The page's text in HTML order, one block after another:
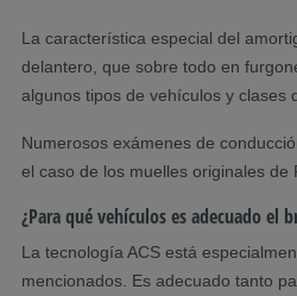
La característica especial del
delantero, que sobre todo en
algunos tipos de vehículos y clases
Numerosos exámenes de
el caso de los muelles originales
¿Para qué vehículos es adecuado el
La tecnología ACS está
mencionados. Es adecuado tanto